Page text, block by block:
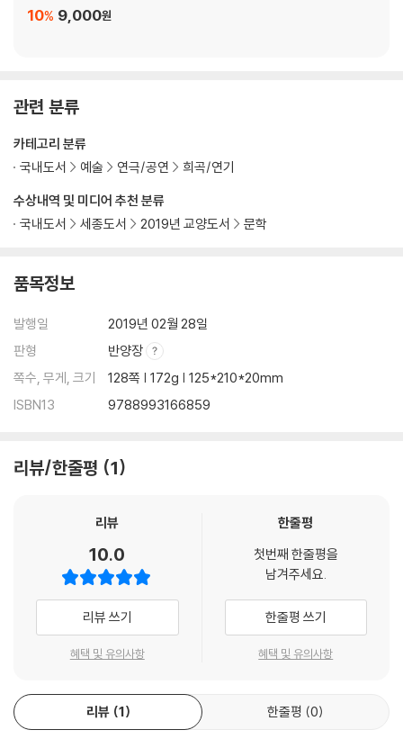
9,000원
10%
관련 분류
수상내역 및 미디어 추천 분류
국내도서
세종도서 2019년 교양도서 문학
카테고리 분류
국내도서
예술 연극/공연 희곡/연기
품목정보
발행일
2019년 02월 28일
판형
반양장
쪽수, 무게, 크기
128쪽 | 172g | 125*210*20mm
ISBN13
9788993166859
리뷰/한줄평 1
리뷰
10.0
리뷰 쓰기
혜택 및 유의사항
한줄평
첫번째 한줄평을
남겨주세요.
한줄평 쓰기
혜택 및 유의사항
리뷰 1 한줄평 0